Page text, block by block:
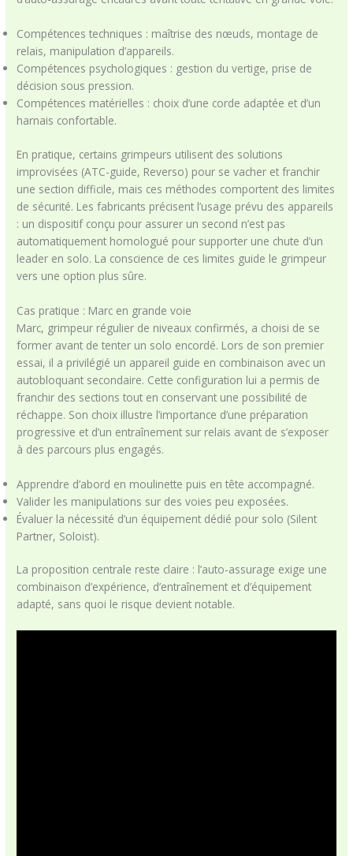
Compétences techniques : maîtrise des nœuds, montage de
relais, manipulation d’appareils.
Compétences psychologiques : gestion du vertige, prise de
décision sous pression.
Compétences matérielles : choix d’une corde adaptée et d’un
harnais confortable.
En pratique, certains grimpeurs utilisent des solutions
improvisées (ATC-guide, Reverso) pour se vacher et franchir
une section difficile, mais ces méthodes comportent des limites
de sécurité. Les fabricants précisent l’usage prévu des appareils
: un dispositif conçu pour assurer un second n’est pas
automatiquement homologué pour supporter une chute d’un
leader en solo. La conscience de ces limites guide le grimpeur
vers une option plus sûre.
Cas pratique : Marc en grande voie
Marc, grimpeur régulier de niveaux confirmés, a choisi de se
former avant de tenter un solo encordé. Lors de son premier
essai, il a privilégié un appareil guide en combinaison avec un
autobloquant secondaire. Cette configuration lui a permis de
franchir des sections tout en conservant une possibilité de
réchappe. Son choix illustre l’importance d’une préparation
progressive et d’un entraînement sur relais avant de s’exposer
à des parcours plus engagés.
Apprendre d’abord en moulinette puis en tête accompagné.
Valider les manipulations sur des voies peu exposées.
Évaluer la nécessité d’un équipement dédié pour solo (Silent
Partner, Soloist).
La proposition centrale reste claire : l’auto-assurage exige une
combinaison d’expérience, d’entraînement et d’équipement
adapté, sans quoi le risque devient notable.